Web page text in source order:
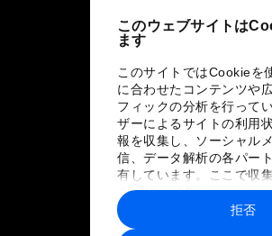
このウェブサイトは
ます
このサイトではCookieを
に合わせたコンテンツや
フィックの分析を行って
ザーによるサイトの利用
報を収集し、ソーシャル
信、データ解析の各パー
有しています。ここで収
ユーザーが各パートナー
報や各パートナーのサー
に収集された情報と組み
拒否